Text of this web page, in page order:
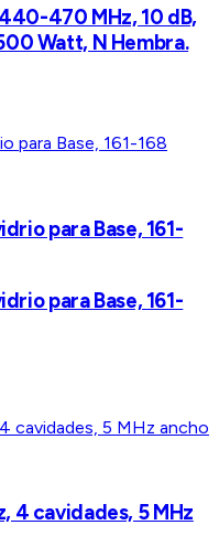
470 MHz, 10 dB,
Watt, N Hembra.
para Base, 161-
para Base, 161-
4 cavidades, 5 MHz